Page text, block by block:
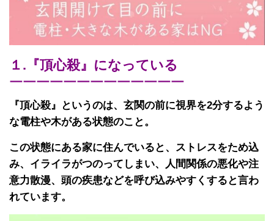
１.『頂心殺』になっている
￣￣￣￣￣￣￣￣￣￣￣￣￣
『頂心殺』というのは、玄関の前に視界を2分するよう
な電柱や木がある状態のこと。
この状態にある家に住んでいると、ストレスをため込
み、イライラがつのってしまい、人間関係の悪化や注
意力散漫、頭の疾患などを呼び込みやすくすると言わ
れています。